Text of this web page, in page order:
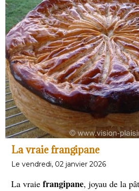
un vrairégal.
La vraie frangipane
Le vendredi, 02 janvier 2026
La vraie frangipane, joyau de la